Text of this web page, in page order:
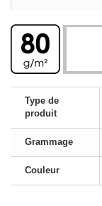
Type de
produit
Grammage
Couleur